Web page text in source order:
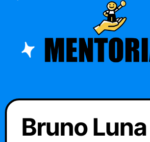
Bruno Luna